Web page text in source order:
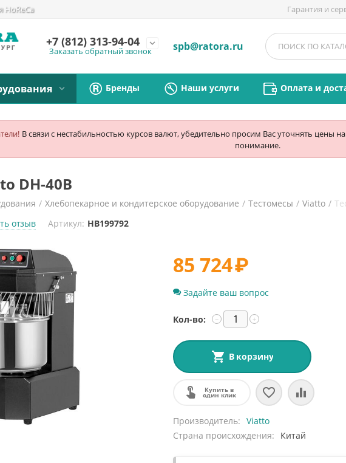
HoReCa Гарантия и
+7 (812) 313-94-04 expand_more
Заказать обратный звонок spb@ratora.ru
Бренды Наши услуги Оплата и
В связи с нестабильностью курсов валют, убедительно просим Вас уточнять цены
понимание.
DH-40B
/ Хлебопекарное и кондитерское оборудование / Тестомесы / Viatto /
отзыв
Артикул: HB199792
85 724₽
Задайте ваш вопрос
Кол-во: +
−
В корзину
Купить в
один клик
Производитель
Viatto
Страна происхождения
Китай